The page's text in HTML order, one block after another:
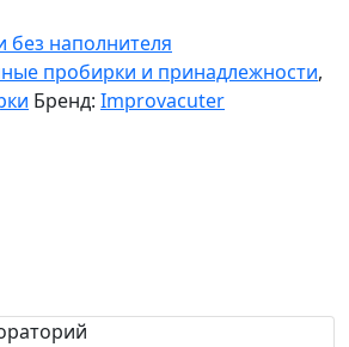
без наполнителя
пробирки и принадлежности,
Бренд: Improvacuter